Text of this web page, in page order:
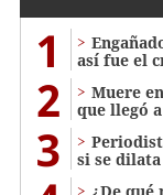
1
así fue el
2
Muere
que llegó
3
si se
¿De qué